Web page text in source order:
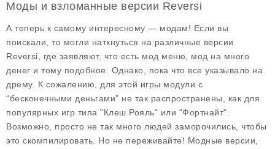
Моды и взломанные версии Reversi
А теперь к самому интересному — модам! Если вы
поискали, то могли наткнуться на различные версии
Reversi, где заявляют, что есть мод меню, мод на много
денег и тому подобное. Однако, пока что все указывало на
дрему. К сожалению, для этой игры модули с
“бесконечными деньгами” не так распространены, как для
популярных игр типа "Клеш Рояль" или "Фортнайт".
Возможно, просто не так много людей заморочились, чтобы
это скомпилировать. Но не переживайте! Модные версии,